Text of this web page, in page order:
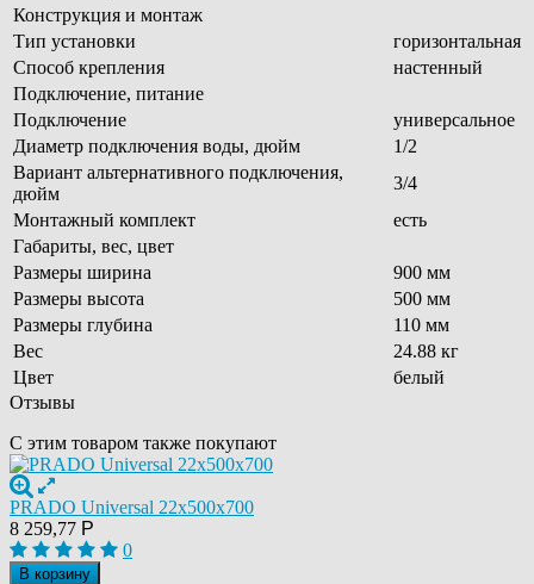
Конструкция и монтаж
Тип установки
горизонтальная
Способ крепления
настенный
Подключение, питание
Подключение
универсальное
Диаметр подключения воды, дюйм
1/2
Вариант альтернативного подключения,
дюйм
3/4
Монтажный комплект
есть
Габариты, вес, цвет
Размеры ширина
900 мм
Размеры высота
500 мм
Размеры глубина
110 мм
Вес
24.88 кг
Цвет
белый
Отзывы
С этим товаром также покупают
PRADO Universal 22х500х700
8 259,77 Р
0
В корзину